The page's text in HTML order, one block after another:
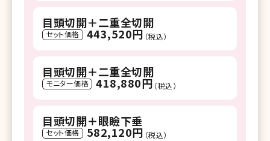
目頭切開＋二重全切開
セット価格 443,520円 （税込）
目頭切開＋二重全切開
モニター価格 418,880円 （税込）
目頭切開＋眼瞼下垂
セット価格 582,120円 （税込）